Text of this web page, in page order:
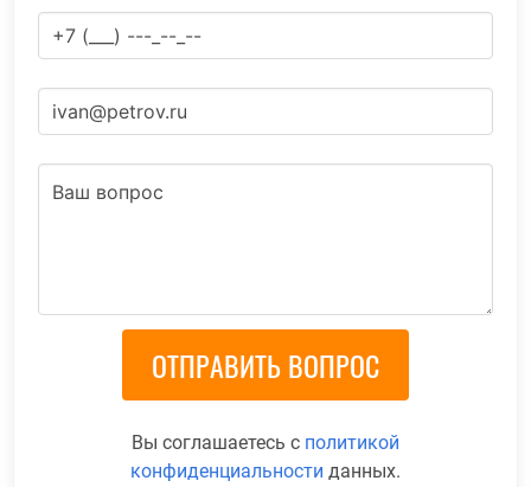
Вы соглашаетесь с политикой
конфиденциальности данных.